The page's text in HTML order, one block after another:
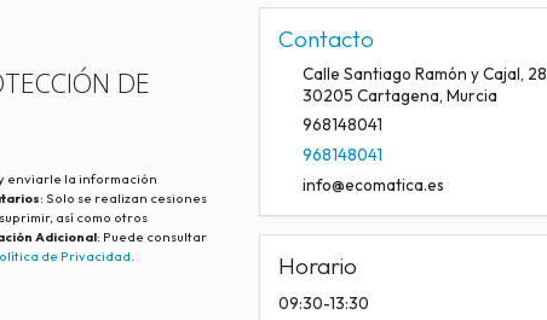
DE
enviarle la información
: Solo se realizan cesiones
así como otros
Adicional: Puede consultar
de Privacidad.
Contacto
Calle Santiago Ramón y Cajal, 28
30205 Cartagena, Murcia
968148041
968148041
info@ecomatica.es
Horario
09:30-13:30